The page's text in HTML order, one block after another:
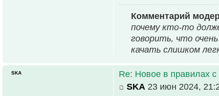
Комментарий
почему кто-то
говорить, что
качать слишком
Re: Новое в правилах с
SKA 23 июн 2024,
SKA